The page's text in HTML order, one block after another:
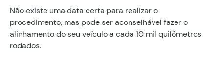
Não existe uma data certa para realizar o
procedimento, mas pode ser aconselhável fazer o
alinhamento do seu veículo a cada 10 mil quilômetros
rodados.